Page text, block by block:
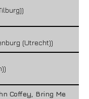
(Utrecht))
Coffey, Bring Me